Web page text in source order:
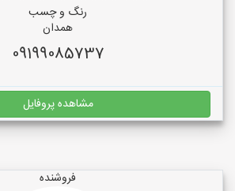
رنگ و چسب
همدان
09199085737
مشاهده پروفایل
فروشنده